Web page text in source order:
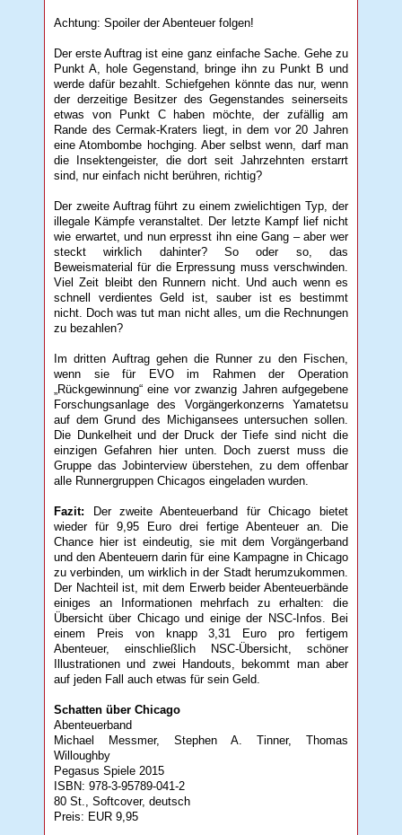
Achtung: Spoiler der Abenteuer folgen!
Der erste Auftrag ist eine ganz einfache Sache. Gehe zu
Punkt A, hole Gegenstand, bringe ihn zu Punkt B und
werde dafür bezahlt. Schiefgehen könnte das nur, wenn
der derzeitige Besitzer des Gegenstandes seinerseits
etwas von Punkt C haben möchte, der zufällig am
Rande des Cermak-Kraters liegt, in dem vor 20 Jahren
eine Atombombe hochging. Aber selbst wenn, darf man
die Insektengeister, die dort seit Jahrzehnten erstarrt
sind, nur einfach nicht berühren, richtig?
Der zweite Auftrag führt zu einem zwielichtigen Typ, der
illegale Kämpfe veranstaltet. Der letzte Kampf lief nicht
wie erwartet, und nun erpresst ihn eine Gang – aber wer
steckt wirklich dahinter? So oder so, das
Beweismaterial für die Erpressung muss verschwinden.
Viel Zeit bleibt den Runnern nicht. Und auch wenn es
schnell verdientes Geld ist, sauber ist es bestimmt
nicht. Doch was tut man nicht alles, um die Rechnungen
zu bezahlen?
Im dritten Auftrag gehen die Runner zu den Fischen,
wenn sie für EVO im Rahmen der Operation
„Rückgewinnung“ eine vor zwanzig Jahren aufgegebene
Forschungsanlage des Vorgängerkonzerns Yamatetsu
auf dem Grund des Michigansees untersuchen sollen.
Die Dunkelheit und der Druck der Tiefe sind nicht die
einzigen Gefahren hier unten. Doch zuerst muss die
Gruppe das Jobinterview überstehen, zu dem offenbar
alle Runnergruppen Chicagos eingeladen wurden.
Fazit: Der zweite Abenteuerband für Chicago bietet
wieder für 9,95 Euro drei fertige Abenteuer an. Die
Chance hier ist eindeutig, sie mit dem Vorgängerband
und den Abenteuern darin für eine Kampagne in Chicago
zu verbinden, um wirklich in der Stadt herumzukommen.
Der Nachteil ist, mit dem Erwerb beider Abenteuerbände
einiges an Informationen mehrfach zu erhalten: die
Übersicht über Chicago und einige der NSC-Infos. Bei
einem Preis von knapp 3,31 Euro pro fertigem
Abenteuer, einschließlich NSC-Übersicht, schöner
Illustrationen und zwei Handouts, bekommt man aber
auf jeden Fall auch etwas für sein Geld.
Schatten über Chicago
Abenteuerband
Michael Messmer, Stephen A. Tinner, Thomas
Willoughby
Pegasus Spiele 2015
ISBN: 978-3-95789-041-2
80 St., Softcover, deutsch
Preis: EUR 9,95